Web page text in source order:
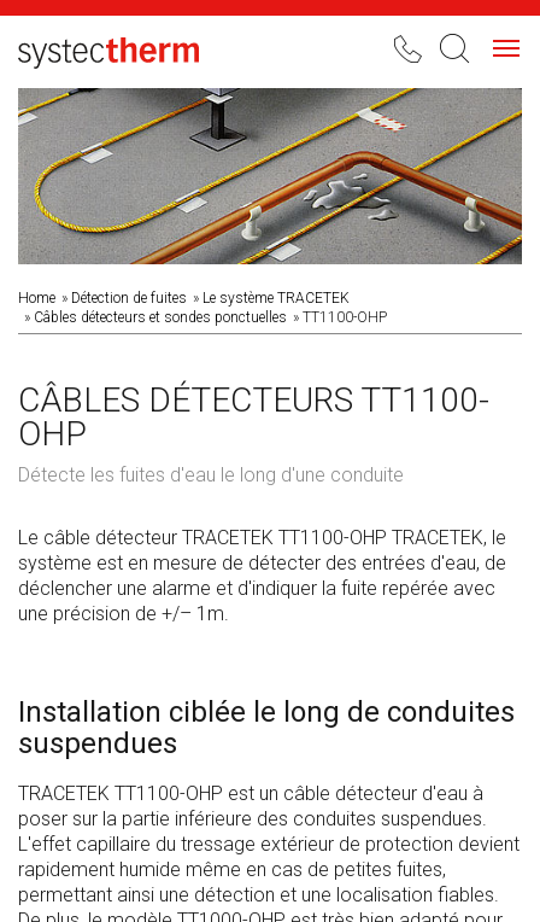
Home Détection de fuites
Le système TRACETEK
Câbles détecteurs et sondes ponctuelles
TT1100-OHP
CÂBLES DÉTECTEURS TT1100-
OHP
Détecte les fuites d'eau le long d'une conduite
Le câble détecteur TRACETEK TT1100-OHP TRACETEK, le
système est en mesure de détecter des entrées d'eau, de
déclencher une alarme et d'indiquer la fuite repérée avec
une précision de +/– 1m.
Installation ciblée le long de conduites
suspendues
TRACETEK TT1100-OHP est un câble détecteur d'eau à
poser sur la partie inférieure des conduites suspendues.
L'effet capillaire du tressage extérieur de protection devient
rapidement humide même en cas de petites fuites,
permettant ainsi une détection et une localisation fiables.